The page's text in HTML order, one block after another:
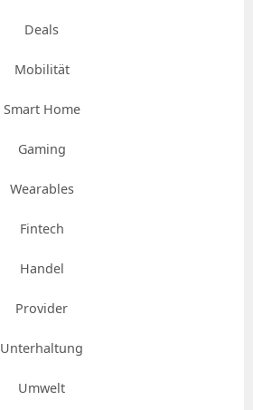
Deals
Mobilität
Smart Home
Gaming
Wearables
Fintech
Handel
Provider
Unterhaltung
Umwelt